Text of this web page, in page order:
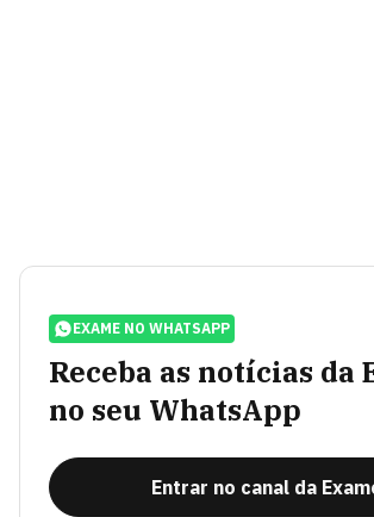
EXAME NO WHATSAPP
Receba as notícias da
no seu WhatsApp
Entrar no canal da